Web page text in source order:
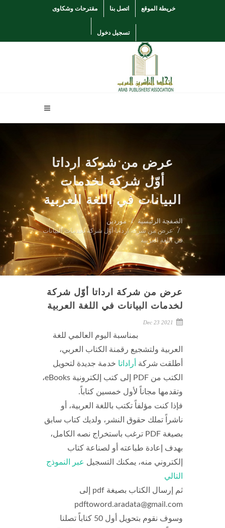
خريطة الموقع اتصل بنا مقترحات وشكاوى
تسجيل دخول
عرض من شركة ارداتا
أوّل شركة لخدمات
البيانات في اللغة العربية
الصفحة الرئيسية
موردين
عرض من شركة ارداتا أوّل شركة لخدمات البيانات
في اللغة العربية
عرض من شركة ارداتا أوّل شركة
لخدمات البيانات في اللغة العربية
بمناسبة اليوم العالمي للغة
العربية ولتشجيع رقمنة الكتاب العربي،
أطلقت شركة
أراداتا خدمة جديدة لتحويل
الكتب من PDF إلى كتب إلكترونية eBooks،
وتقدمها مجاناً لأول خمسين كتاباً.
فإذا كنت مؤلفاً تكتب باللغة العربية، أو
ناشراً تملك حقوق النشر، ولديك كتاب سابق
بصيغة PDF ترغب باستخراج نصه الكامل،
بهدف إعادة طباعته أو لصناعة كتاب
إلكتروني منه، يمكنك التسجيل عبر النموذج
التالي
ثم إرسال الكتاب بصيغة pdf إلى
pdftoword.aradata@gmail.com
وسوف نقوم بتحويل أول 50 كتاباً تصلنا